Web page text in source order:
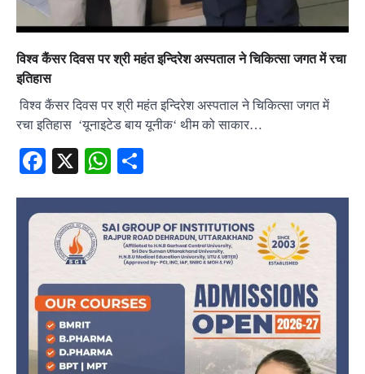
विश्व कैंसर दिवस पर श्री महंत इन्दिरेश अस्पताल ने चिकित्सा जगत में रचा
इतिहास
विश्व कैंसर दिवस पर श्री महंत इन्दिरेश अस्पताल ने चिकित्सा जगत में
रचा इतिहास ‘यूनाइटेड बाय यूनीक‘ थीम को साकार…
Facebook
X WhatsApp